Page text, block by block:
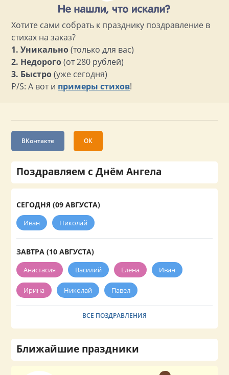
Хотите сами собрать к празднику поздравление в
стихах на заказ?
1. Уникально(только для вас)
2. Недорого(от 280 рублей)
3. Быстро(уже сегодня)
P/S: А вот и примеры стихов!
ВКонтакте ОК
Поздравляем с Днём Ангела
СЕГОДНЯ (09 АВГУСТА)
Иван Николай
ЗАВТРА (10 АВГУСТА)
Анастасия Василий Елена Иван
Ирина Николай Павел
ВСЕ ПОЗДРАВЛЕНИЯ
Ближайшие праздники